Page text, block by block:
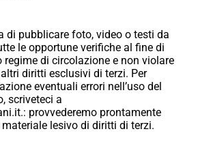
di pubblicare foto, video o testi da
le opportune verifiche al fine di
regime di circolazione e non violare
diritti esclusivi di terzi. Per
eventuali errori nell’uso del
scriveteci a
provvederemo prontamente
lesivo di diritti di terzi.